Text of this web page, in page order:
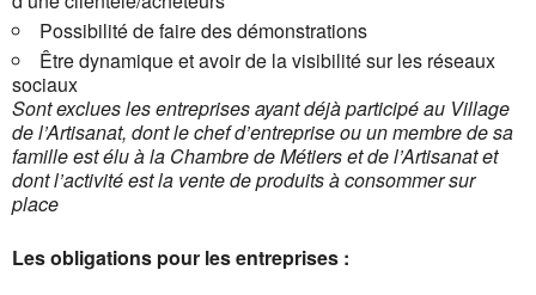
Possibilité de faire des démonstrations
Être dynamique et avoir de la visibilité sur les réseaux
sociaux
Sont exclues les entreprises ayant déjà participé au Village
de l’Artisanat, dont le chef d’entreprise ou un membre de sa
famille est élu à la Chambre de Métiers et de l’Artisanat et
dont l’activité est la vente de produits à consommer sur
place
Les obligations pour les entreprises :